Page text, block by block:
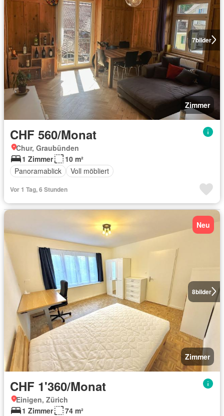
7bilder
Zimmer
CHF 560/Monat
Chur, Graubünden
1 Zimmer
10 m²
Panoramablick
Voll möbliert
Vor 1 Tag, 6 Stunden
8bilder
Neu
Zimmer
CHF 1'360/Monat
Einigen, Zürich
1 Zimmer
74 m²